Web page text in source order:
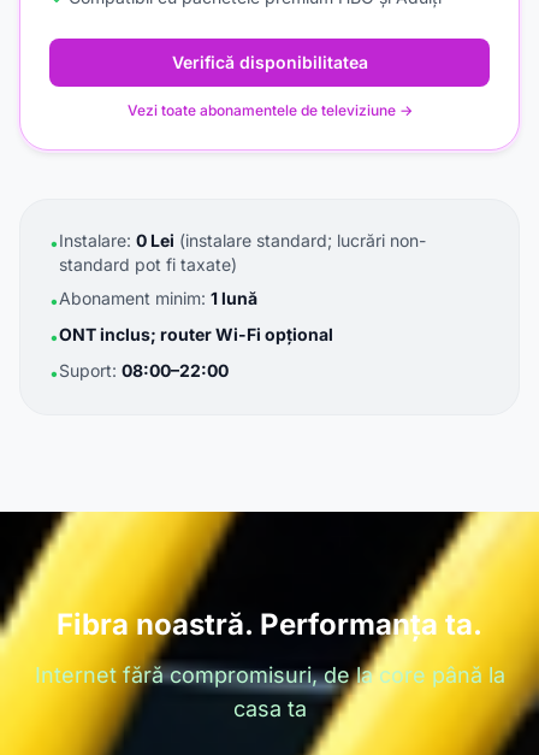
Verifică disponibilitatea
Vezi toate abonamentele de televiziune →
•Instalare: 0 Lei (instalare standard; lucrări non-
standard pot fi taxate)
•Abonament minim: 1 lună
•ONT inclus; router Wi-Fi opțional
•Suport: 08:00–22:00
Fibra noastră. Performanța ta.
Internet fără compromisuri, de la core până la
casa ta